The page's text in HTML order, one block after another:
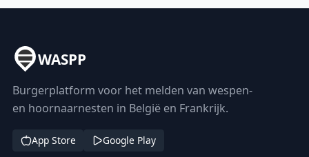
WASPP
Burgerplatform voor het melden van wespen-
en hoornaarnesten in België en Frankrijk.
App Store Google Play